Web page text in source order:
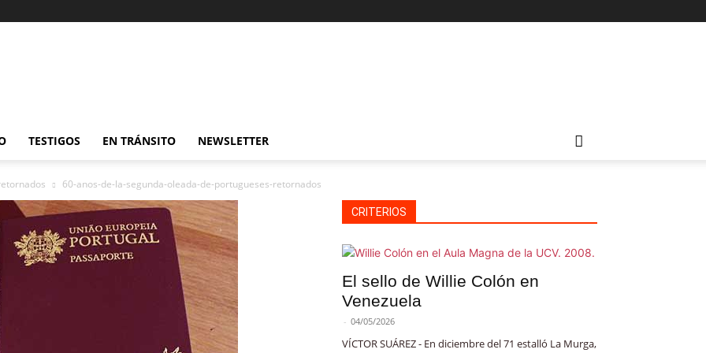
TESTIGOS EN TRÁNSITO NEWSLETTER
60-anos-de-la-segunda-oleada-de-portugueses-retornados
CRITERIOS
El sello de Willie Colón en
Venezuela
- 04/05/2026
VÍCTOR SUÁREZ - En diciembre del 71 estalló La Murga,